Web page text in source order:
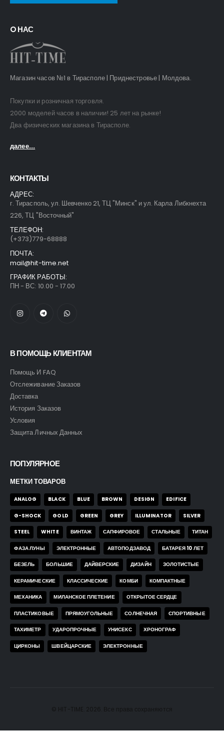
O НАС
Магазин часов №1 в Тирасполе | Приднестровье | Молдова.
Покупки и розничная торговля.
2000 моделей часов в наличии! 25 лет на рынке!
Два физических магазина в Тирасполе.
далее...
КОНТАКТЫ
АДРЕС:
г. Тирасполь, ул. Шевченко 21, ТЦ "Минск" и ул. Карла Либкнехта
226, ТЦ "Восточный"
ТЕЛЕФОН:
(+373)779-68888
ПОЧТА:
mail@hit-time.net
ГРАФИК РАБОТЫ:
ПН - ВС: 10.00 - 17.00
В ПОМОЩЬ КЛИЕНТАМ
Помощь И FAQ
Отслеживание Заказов
Доставка
История Заказов
Условия
Защита Личных Данных
ПОПУЛЯРНОЕ
МЕТКИ ТОВАРОВ
ANALOG BLACK BLUE BROWN DESIGN EDIFICE
G-SHOCK GOLD GREEN GREY ILLUMINATOR SILVER
STEEL WHITE ВИНТАЖ САПФИРОВОЕ СТАЛЬНЫЕ ТИТАН
ФАЗА ЛУНЫ ЭЛЕКТРОННЫЕ АВТОПОДЗАВОД БАТАРЕЯ 10 ЛЕТ
БЕЗЕЛЬ БОЛЬШИЕ ДАЙВЕРСКИЕ ДИЗАЙН ЗОЛОТИСТЫЕ
КЕРАМИЧЕСКИЕ КЛАССИЧЕСКИЕ КОМБИ КОМПАКТНЫЕ
МЕХАНИКА МИЛАНСКОЕ ПЛЕТЕНИЕ ОТКРЫТОЕ СЕРДЦЕ
ПЛАСТИКОВЫЕ ПРЯМОУГОЛЬНЫЕ СОЛНЕЧНАЯ СПОРТИВНЫЕ
ТАХИМЕТР УДАРОПРОЧНЫЕ УНИСЕКС ХРОНОГРАФ
ЦИРКОНЫ ШВЕЙЦАРСКИЕ ЭЛЕКТРОННЫЕ
© HIT-TIME. 2026. Все права сохраняются